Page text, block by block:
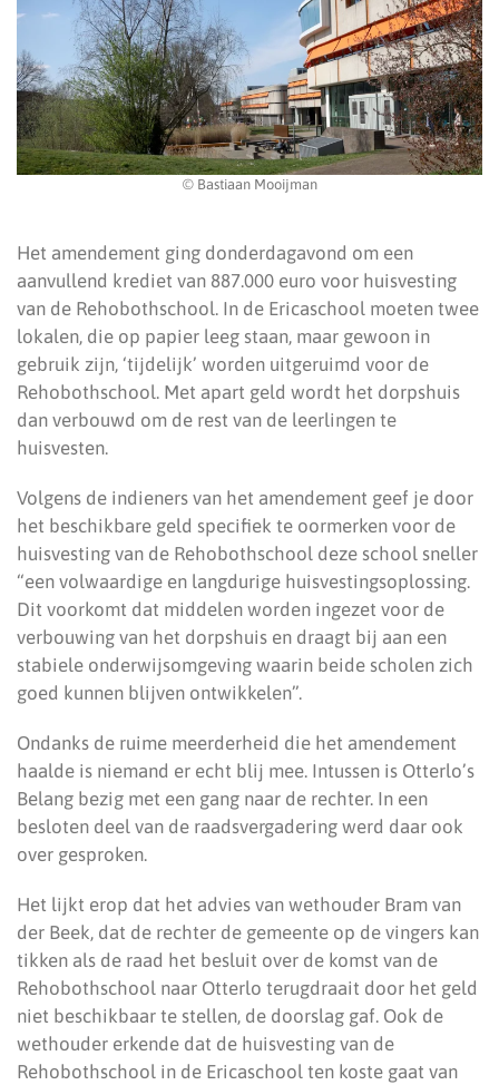
© Bastiaan Mooijman
Het amendement ging donderdagavond om een
aanvullend krediet van 887.000 euro voor huisvesting
van de Rehobothschool. In de Ericaschool moeten twee
lokalen, die op papier leeg staan, maar gewoon in
gebruik zijn, ‘tijdelijk’ worden uitgeruimd voor de
Rehobothschool. Met apart geld wordt het dorpshuis
dan verbouwd om de rest van de leerlingen te
huisvesten.
Volgens de indieners van het amendement geef je door
het beschikbare geld specifiek te oormerken voor de
huisvesting van de Rehobothschool deze school sneller
“een volwaardige en langdurige huisvestingsoplossing.
Dit voorkomt dat middelen worden ingezet voor de
verbouwing van het dorpshuis en draagt bij aan een
stabiele onderwijsomgeving waarin beide scholen zich
goed kunnen blijven ontwikkelen”.
Ondanks de ruime meerderheid die het amendement
haalde is niemand er echt blij mee. Intussen is Otterlo’s
Belang bezig met een gang naar de rechter. In een
besloten deel van de raadsvergadering werd daar ook
over gesproken.
Het lijkt erop dat het advies van wethouder Bram van
der Beek, dat de rechter de gemeente op de vingers kan
tikken als de raad het besluit over de komst van de
Rehobothschool naar Otterlo terugdraait door het geld
niet beschikbaar te stellen, de doorslag gaf. Ook de
wethouder erkende dat de huisvesting van de
Rehobothschool in de Ericaschool ten koste gaat van